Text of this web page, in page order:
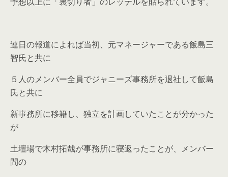
連日の報道によれば当初、元マネージャーである飯島三
智氏と共に
５人のメンバー全員でジャニーズ事務所を退社して飯島
氏と共に
新事務所に移籍し、独立を計画していたことが分かった
が
土壇場で木村拓哉が事務所に寝返ったことが、メンバー
間の